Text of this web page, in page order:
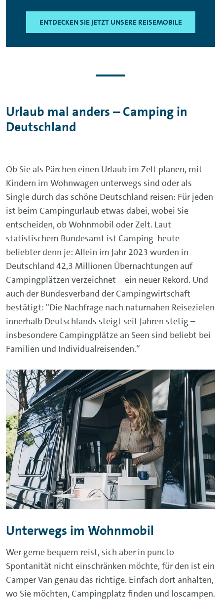
ENTDECKEN SIE JETZT UNSERE REISEMOBILE
Urlaub mal anders – Camping in
Deutschland
Ob Sie als Pärchen einen Urlaub im Zelt planen, mit
Kindern im Wohnwagen unterwegs sind oder als
Single durch das schöne Deutschland reisen: Für jeden
ist beim Campingurlaub etwas dabei, wobei Sie
entscheiden, ob Wohnmobil oder Zelt. Laut
statistischem Bundesamt ist Camping heute
beliebter denn je: Allein im Jahr 2023 wurden in
Deutschland 42,3 Millionen Übernachtungen auf
Campingplätzen verzeichnet – ein neuer Rekord. Und
auch der Bundesverband der Campingwirtschaft
bestätigt: "Die Nachfrage nach naturnahen Reisezielen
innerhalb Deutschlands steigt seit Jahren stetig –
insbesondere Campingplätze an Seen sind beliebt bei
Familien und Individualreisenden.“
Unterwegs im Wohnmobil
Wer gerne bequem reist, sich aber in puncto
Spontanität nicht einschränken möchte, für den ist ein
Camper Van genau das richtige. Einfach dort anhalten,
wo Sie möchten, Campingplatz finden und loscampen.